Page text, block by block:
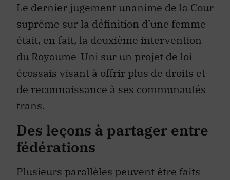
Le dernier jugement unanime de la Cour
suprême sur la définition d’une femme
était, en fait, la deuxième intervention
du Royaume-Uni sur un projet de loi
écossais visant à offrir plus de droits et
de reconnaissance à ses communautés
trans.
Des leçons à partager entre
fédérations
Plusieurs parallèles peuvent être faits